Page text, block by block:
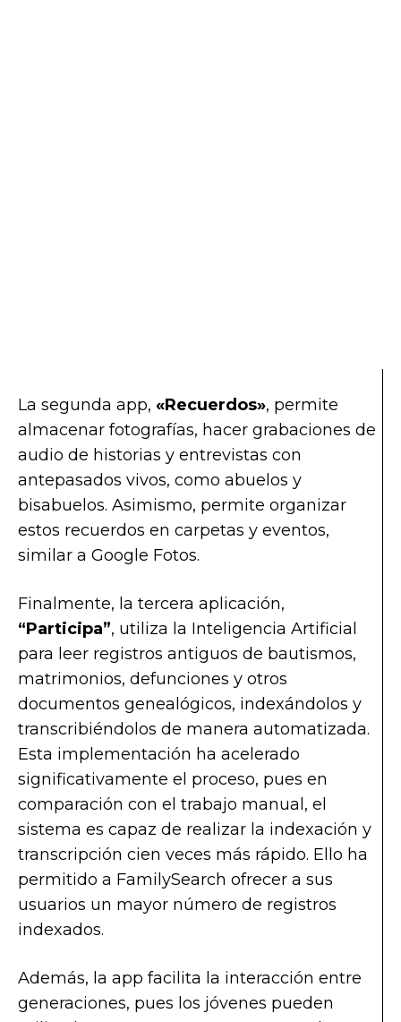
La segunda app, «Recuerdos», permite
almacenar fotografías, hacer grabaciones de
audio de historias y entrevistas con
antepasados vivos, como abuelos y
bisabuelos. Asimismo, permite organizar
estos recuerdos en carpetas y eventos,
similar a Google Fotos.
Finalmente, la tercera aplicación,
“Participa”, utiliza la Inteligencia Artificial
para leer registros antiguos de bautismos,
matrimonios, defunciones y otros
documentos genealógicos, indexándolos y
transcribiéndolos de manera automatizada.
Esta implementación ha acelerado
significativamente el proceso, pues en
comparación con el trabajo manual, el
sistema es capaz de realizar la indexación y
transcripción cien veces más rápido. Ello ha
permitido a FamilySearch ofrecer a sus
usuarios un mayor número de registros
indexados.
Además, la app facilita la interacción entre
generaciones, pues los jóvenes pueden